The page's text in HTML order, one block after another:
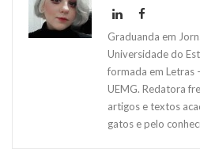
Graduanda em
Universidade do
formada em Letras
UEMG. Redatora
artigos e textos
gatos e pelo